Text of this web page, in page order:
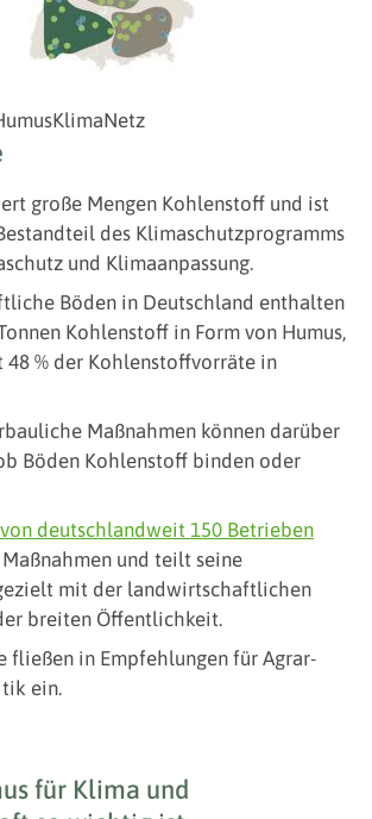
große Mengen Kohlenstoff und ist
des Klimaschutzprogramms
und Klimaanpassung.
Böden in Deutschland enthalten
Kohlenstoff in Form von Humus,
48 % der Kohlenstoffvorräte in
Maßnahmen können darüber
Böden Kohlenstoff binden oder
deutschlandweit 150 Betrieben
und teilt seine
mit der landwirtschaftlichen
breiten Öffentlichkeit.
fließen in Empfehlungen für Agrar-
ein.
für Klima und